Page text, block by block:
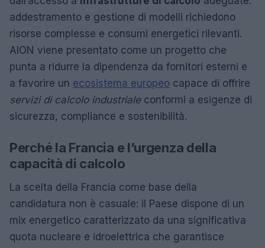
addestramento e gestione di modelli richiedono
risorse complesse e consumi energetici rilevanti.
AION viene presentato come un progetto che
punta a ridurre la dipendenza da fornitori esterni e
a favorire un ecosistema europeo capace di offrire
servizi di calcolo industrialeconformi a esigenze di
sicurezza, compliance e sostenibilità.
Perché la Francia e l’urgenza della
capacità di calcolo
La scelta della Francia come base della
candidatura non è casuale: il Paese dispone di un
mix energetico caratterizzato da una significativa
quota nucleare e idroelettrica che garantisce